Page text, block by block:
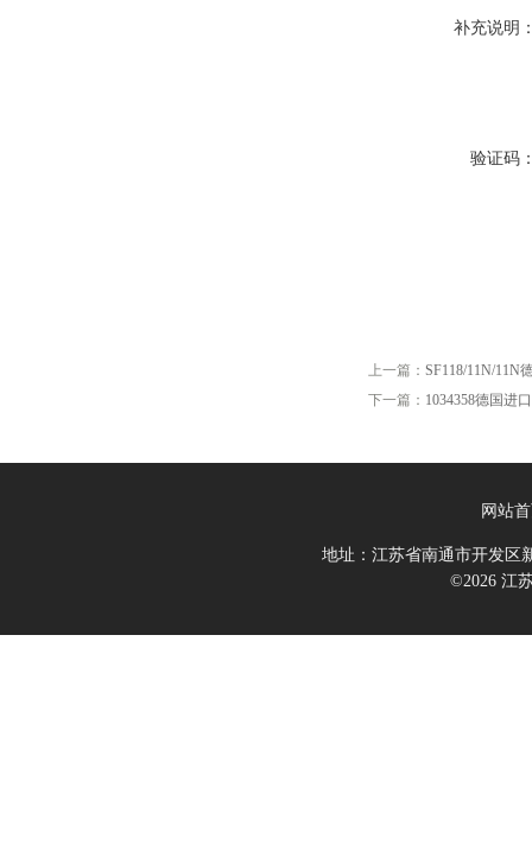
补充说明
验证码
上一篇： SF118/11N/11N
下一篇： 1034358德国进
网站
地址：江苏省南通市开发区
©2026 江